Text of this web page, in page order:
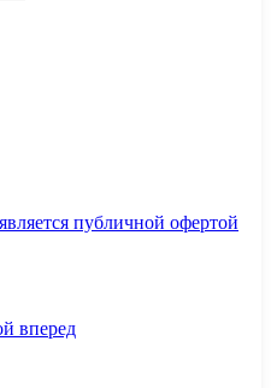
публичной офертой
вперед